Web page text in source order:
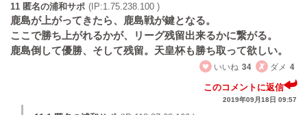
11 匿名の浦和サポ (IP:1.75.238.100 )
鹿島が上がってきたら、鹿島戦が鍵となる。
ここで勝ち上がれるかが、リーグ残留出来るかに繋がる。
鹿島倒して優勝、そして残留。天皇杯も勝ち取って欲しい。
いいね 34 ダメ 4
このコメントに返信
2019年09月18日 09:57